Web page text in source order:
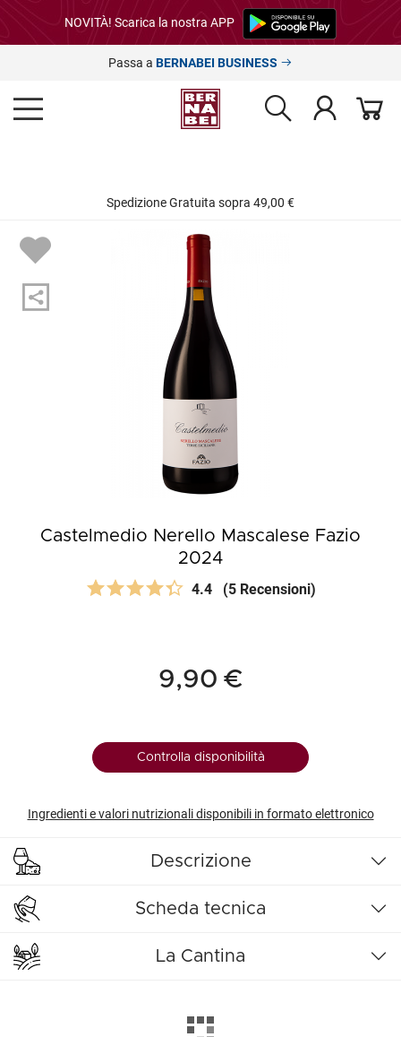
NOVITÀ! Scarica la nostra APP
Passa a BERNABEI BUSINESS
Spedizione Gratuita sopra 49,00 €
Castelmedio Nerello Mascalese Fazio
2024
4.4 (5 Recensioni)
9,90 €
Controlla disponibilità
Ingredienti e valori nutrizionali disponibili in formato elettronico
Descrizione
Scheda tecnica
La Cantina